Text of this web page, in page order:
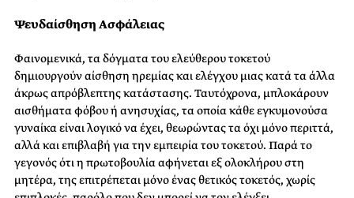
Ψευδαίσθηση Ασφάλειας
Φαινομενικά, τα δόγματα του ελεύθερου τοκετού
δημιουργούν αίσθηση ηρεμίας και ελέγχου μιας κατά τα άλλα
άκρως απρόβλεπτης κατάστασης. Ταυτόχρονα, μπλοκάρουν
αισθήματα φόβου ή ανησυχίας, τα οποία κάθε εγκυμονούσα
γυναίκα είναι λογικό να έχει, θεωρώντας τα όχι μόνο περιττά,
αλλά και επιβλαβή για την εμπειρία του τοκετού. Παρά το
γεγονός ότι η πρωτοβουλία αφήνεται εξ ολοκλήρου στη
μητέρα, της επιτρέπεται μόνο ένας θετικός τοκετός, χωρίς